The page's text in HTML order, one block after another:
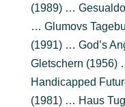
(1989) …
… Glumovs
(1991) … God’s
Gletschern (1956)
Handicapped
(1981) … Haus